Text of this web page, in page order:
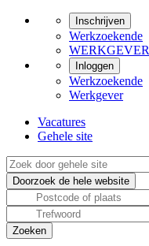
Inschrijven
Werkzoekende
WERKGEVER
Inloggen
Werkzoekende
Werkgever
Vacatures
Gehele site